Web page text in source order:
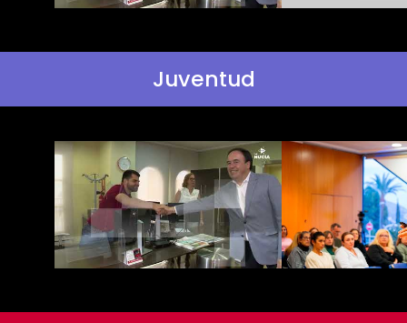
Juventud